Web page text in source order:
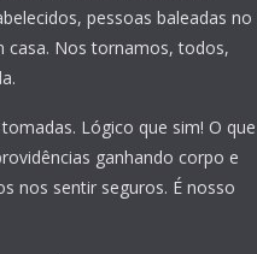
pessoas baleadas no
casa. Nos tornamos, todos,
Lógico que sim! O que
ganhando corpo e
nos sentir seguros. É nosso